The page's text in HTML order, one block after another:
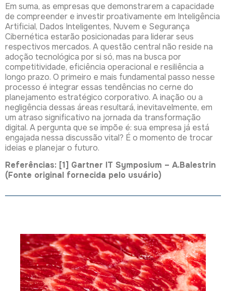
Em suma, as empresas que demonstrarem a capacidade
de compreender e investir proativamente em Inteligência
Artificial, Dados Inteligentes, Nuvem e Segurança
Cibernética estarão posicionadas para liderar seus
respectivos mercados. A questão central não reside na
adoção tecnológica por si só, mas na busca por
competitividade, eficiência operacional e resiliência a
longo prazo. O primeiro e mais fundamental passo nesse
processo é integrar essas tendências no cerne do
planejamento estratégico corporativo. A inação ou a
negligência dessas áreas resultará, inevitavelmente, em
um atraso significativo na jornada da transformação
digital. A pergunta que se impõe é: sua empresa já está
engajada nessa discussão vital? É o momento de trocar
ideias e planejar o futuro.
Referências: [1] Gartner IT Symposium – A.Balestrin
(Fonte original fornecida pelo usuário)